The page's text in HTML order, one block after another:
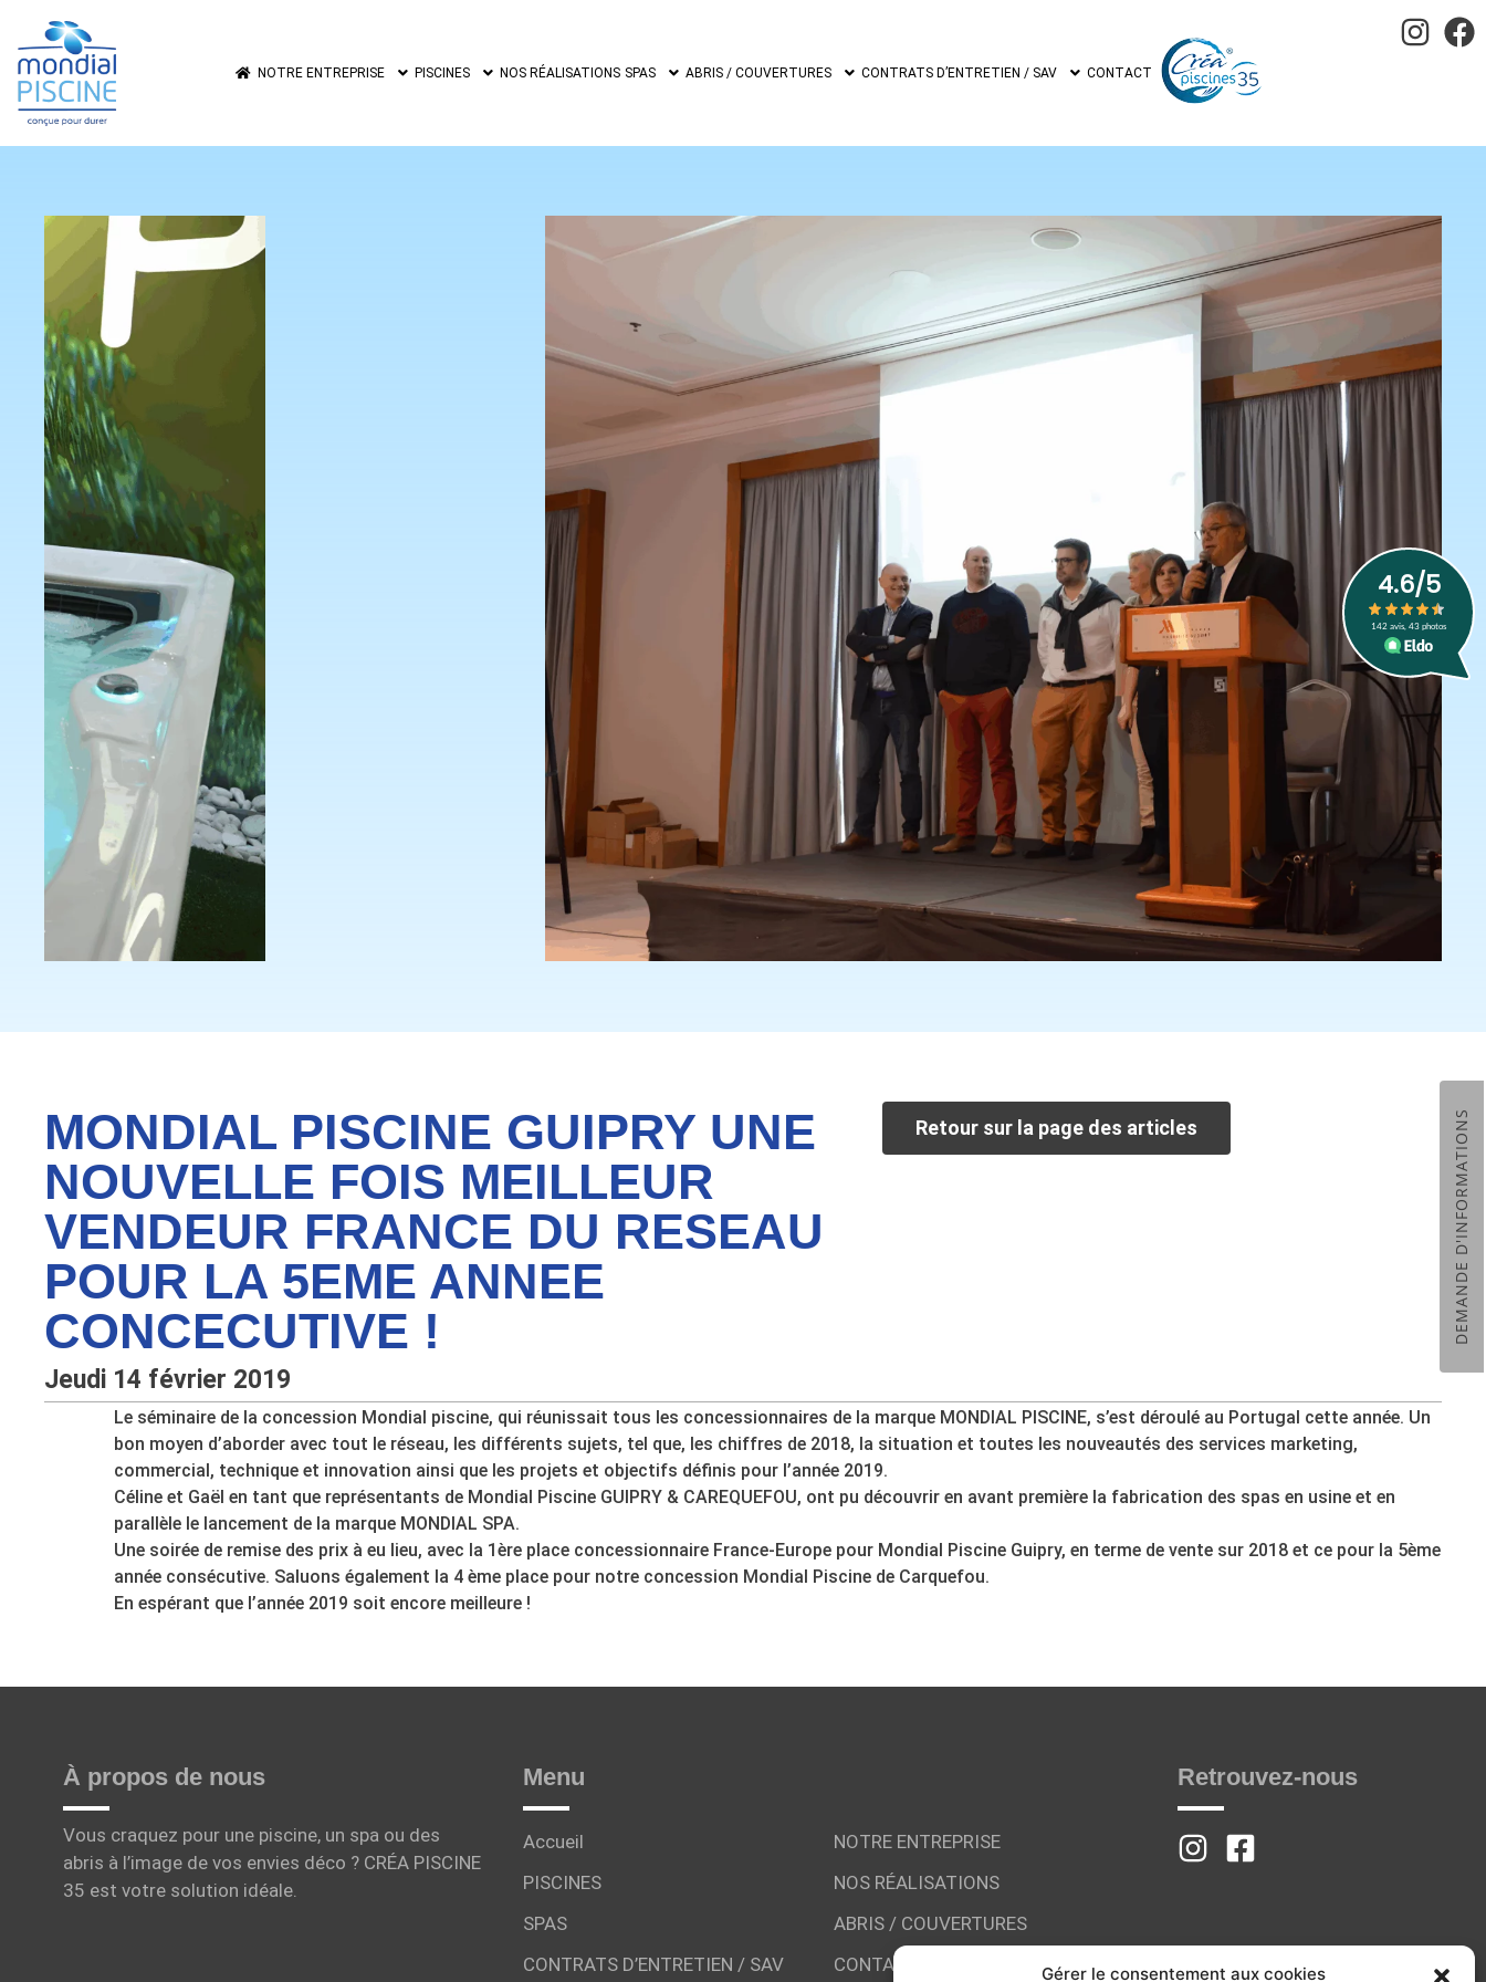
Gérer le consentement aux cookies
NOTRE ENTREPRISE PISCINES NOS RÉALISATIONS SPAS ABRIS / COUVERTURES CONTRATS D’ENTRETIEN / SAV CONTACT
MONDIAL PISCINE GUIPRY UNE
NOUVELLE FOIS MEILLEUR
VENDEUR FRANCE DU RESEAU
POUR LA 5EME ANNEE
CONCECUTIVE !
Jeudi 14 février 2019
Retour sur la page des articles
Le séminaire de la concession Mondial piscine, qui réunissait tous les concessionnaires de la marque MONDIAL PISCINE, s’est déroulé au Portugal cette année. Un
bon moyen d’aborder avec tout le réseau, les différents sujets, tel que, les chiffres de 2018, la situation et toutes les nouveautés des services marketing,
commercial, technique et innovation ainsi que les projets et objectifs définis pour l’année 2019.
Céline et Gaël en tant que représentants de Mondial Piscine GUIPRY & CAREQUEFOU, ont pu découvrir en avant première la fabrication des spas en usine et en
parallèle le lancement de la marque MONDIAL SPA.
Une soirée de remise des prix à eu lieu, avec la 1ère place concessionnaire France-Europe pour Mondial Piscine Guipry, en terme de vente sur 2018 et ce pour la 5ème
année consécutive. Saluons également la 4 ème place pour notre concession Mondial Piscine de Carquefou.
En espérant que l’année 2019 soit encore meilleure !
À propos de nous
Vous craquez pour une piscine, un spa ou des
abris à l’image de vos envies déco ? CRÉA PISCINE
35 est votre solution idéale.
Menu
Accueil
NOTRE ENTREPRISE
PISCINES
NOS RÉALISATIONS
SPAS
ABRIS / COUVERTURES
CONTRATS D’ENTRETIEN / SAV
CONTACT
Retrouvez-nous
DEMANDE D'INFORMATIONS